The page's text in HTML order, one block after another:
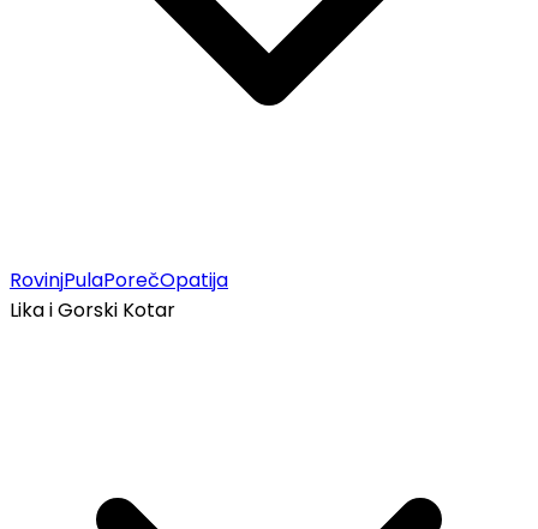
RovinjPulaPorečOpatija
Lika i Gorski Kotar